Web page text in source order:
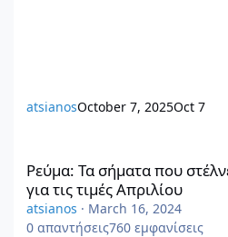
atsianosOctober 7, 2025Oct 7
Ρεύμα: Τα σήματα που
για τις τιμές Απριλίου
atsianos · March 16, 2024
0 απαντήσεις760 εμφανίσεις